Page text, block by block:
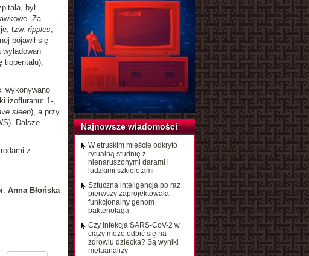
był
Za
tzw. ripples,
pojawił się
tiopentalu),
wykonywano
izofluranu: 1-,
sleep), a przy
Dalsze
z
Anna Błońska
Najnowsze wiadomości
W etruskim mieście odkryto
rytualną studnię z
nienaruszonymi darami i
ludzkimi szkieletami
Sztuczna inteligencja po raz
pierwszy zaprojektowała
funkcjonalny genom
bakteriofaga
Czy infekcja SARS-CoV-2 w
ciąży może odbić się na
zdrowiu dziecka? Są wyniki
metaanalizy